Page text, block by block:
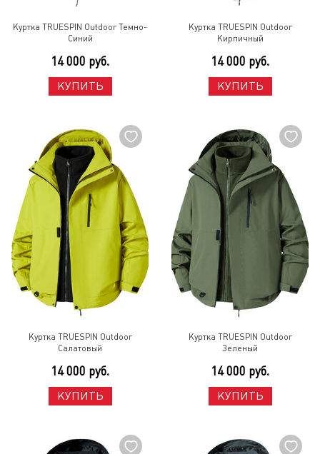
Куртка TRUESPIN Outdoor Темно-
Синий
14 000 руб.
КУПИТЬ
Куртка TRUESPIN Outdoor
Кирпичный
14 000 руб.
КУПИТЬ
Куртка TRUESPIN Outdoor
Салатовый
14 000 руб.
КУПИТЬ
Куртка TRUESPIN Outdoor
Зеленый
14 000 руб.
КУПИТЬ